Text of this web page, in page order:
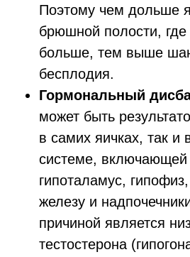
Поэтому чем дольше
брюшной полости, где
больше, тем выше
бесплодия.
Гормональный
может быть
в самих яичках, так и
системе, включающей
гипоталамус,
железу и
причиной является
тестостерона